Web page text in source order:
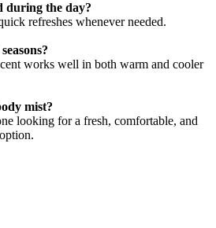
during the day?
refreshes whenever needed.
works well in both warm and cooler
mist?
looking for a fresh, comfortable, and